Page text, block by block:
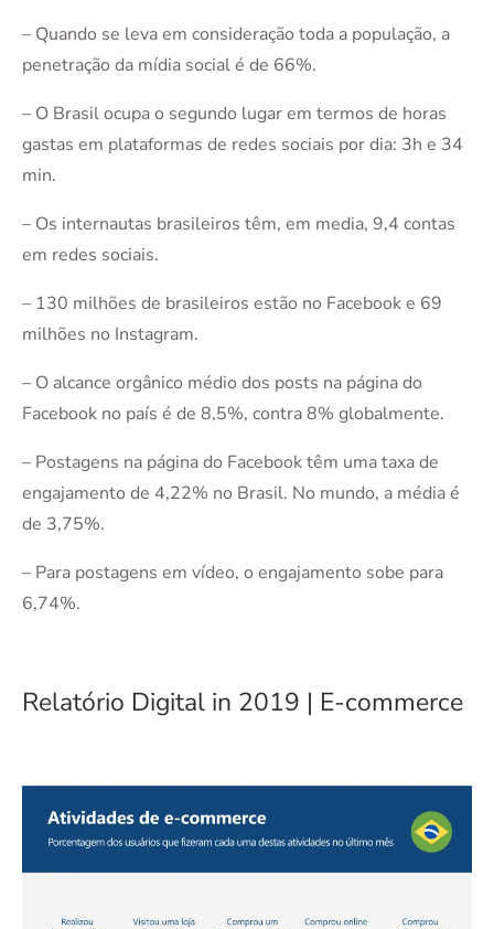
– Quando se leva em consideração toda a população, a
penetração da mídia social é de 66%.
– O Brasil ocupa o segundo lugar em termos de horas
gastas em plataformas de redes sociais por dia: 3h e 34
min.
– Os internautas brasileiros têm, em media, 9,4 contas
em redes sociais.
– 130 milhões de brasileiros estão no Facebook e 69
milhões no Instagram.
– O alcance orgânico médio dos posts na página do
Facebook no país é de 8,5%, contra 8% globalmente.
– Postagens na página do Facebook têm uma taxa de
engajamento de 4,22% no Brasil. No mundo, a média é
de 3,75%.
– Para postagens em vídeo, o engajamento sobe para
6,74%.
Relatório Digital in 2019 | E-commerce